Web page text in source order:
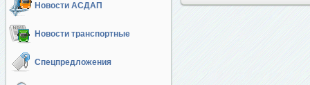
Новости АСДАП
Новости транспортные
Спецпредложения